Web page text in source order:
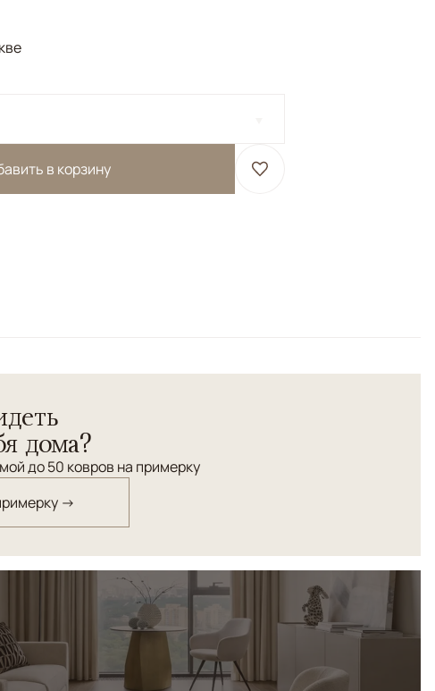
в корзину
высшей категории.</br> Высокая плотность узлов.
дома?
до 50 ковров на примерку
→